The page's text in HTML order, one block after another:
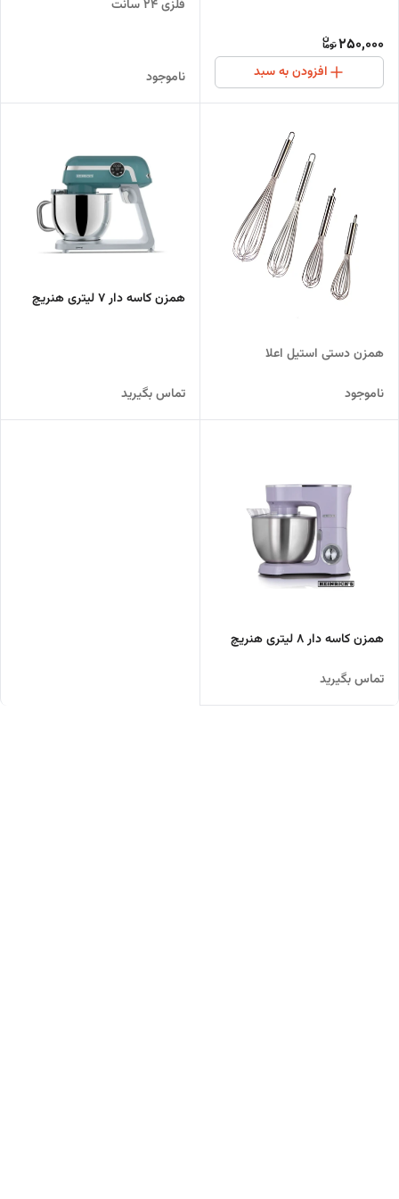
250,000
افزودن به سبد
فلزی 24 سانت
ناموجود
همزن دستی استیل اعلا
ناموجود
همزن کاسه دار 7 لیتری هنریچ
تماس بگیرید
همزن کاسه دار 8 لیتری هنریچ
تماس بگیرید